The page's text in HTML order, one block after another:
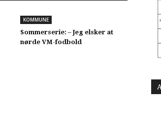
KOMMUNE
Sommerserie: – Jeg elsker at
nørde VM-fodbold